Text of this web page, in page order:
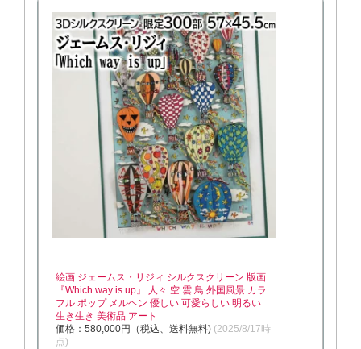
絵画 ジェームス・リジィ シルクスクリーン 版画
『Which way is up』 人々 空 雲 鳥 外国風景 カラ
フル ポップ メルヘン 優しい 可愛らしい 明るい
生き生き 美術品 アート
価格：580,000円（税込、送料無料) (2025/8/17時
点)